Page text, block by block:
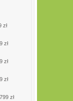
zł
zł
zł
zł
zł